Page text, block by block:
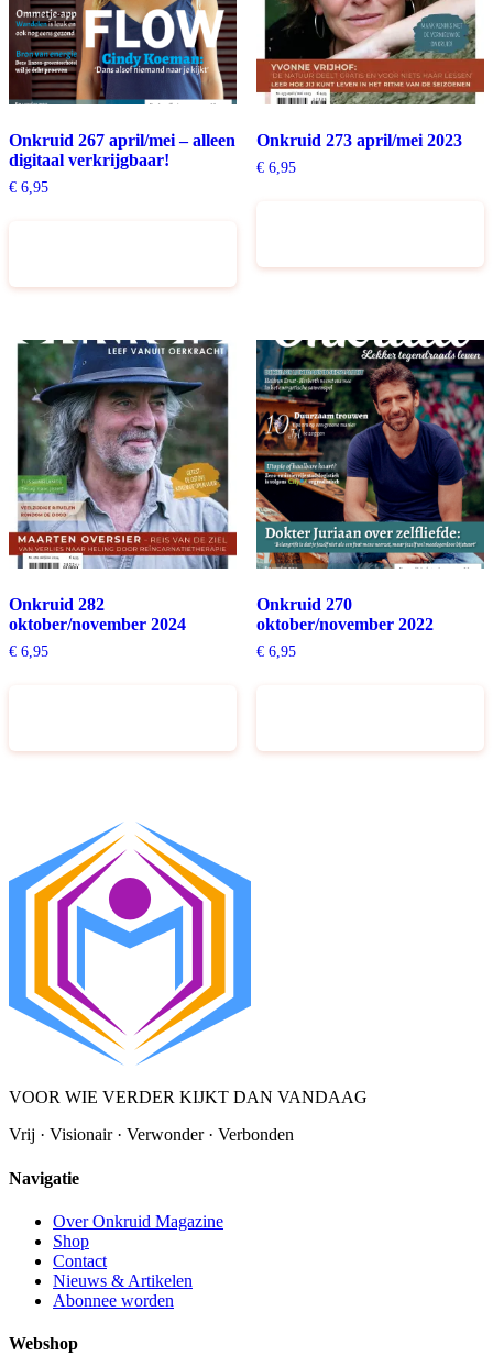
Onkruid 267 april/mei – alleen
digitaal verkrijgbaar!
€ 6,95
Onkruid 273 april/mei 2023
€6,95
Onkruid 282
oktober/november 2024
€ 6,95
Onkruid 270
oktober/november 2022
€6,95
VOOR WIE VERDER KIJKT DAN VANDAAG
Vrij · Visionair · Verwonder · Verbonden
Navigatie
Over Onkruid Magazine
Shop
Contact
Nieuws & Artikelen
Abonnee worden
Webshop